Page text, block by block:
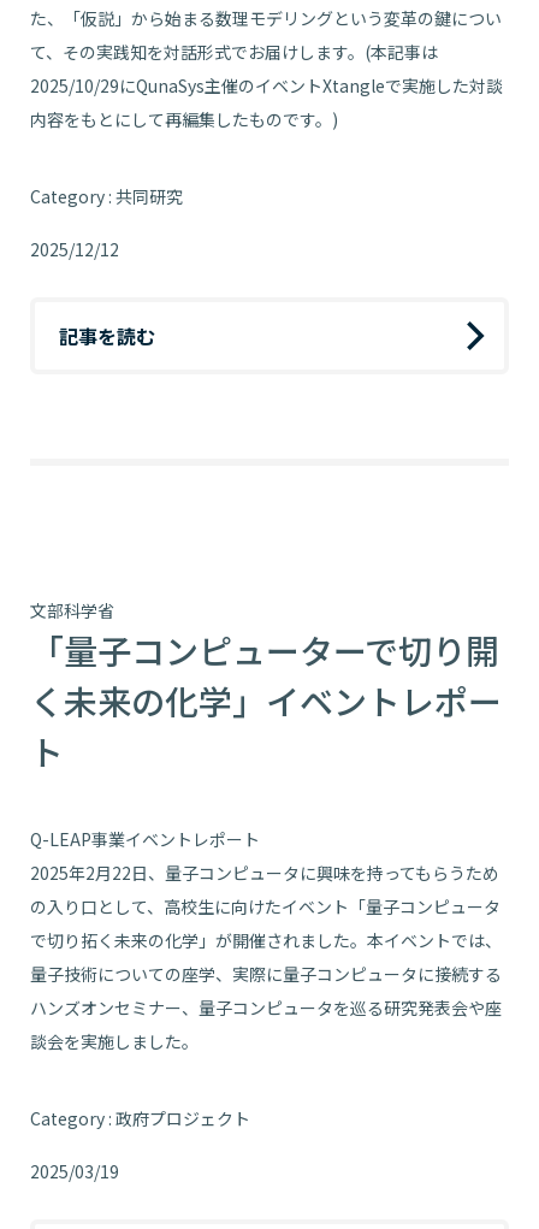
た、「仮説」から始まる数理モデリングという変革の鍵につい
て、その実践知を対話形式でお届けします。(本記事は
2025/10/29にQunaSys主催のイベントXtangleで実施した対談
内容をもとにして再編集したものです。)
Category : 共同研究
2025/12/12
記事を読む
文部科学省
「量子コンピューターで切り開
く未来の化学」イベントレポー
ト
Q-LEAP事業イベントレポート
2025年2月22日、量子コンピュータに興味を持ってもらうため
の入り口として、高校生に向けたイベント「量子コンピュータ
で切り拓く未来の化学」が開催されました。本イベントでは、
量子技術についての座学、実際に量子コンピュータに接続する
ハンズオンセミナー、量子コンピュータを巡る研究発表会や座
談会を実施しました。
Category : 政府プロジェクト
2025/03/19